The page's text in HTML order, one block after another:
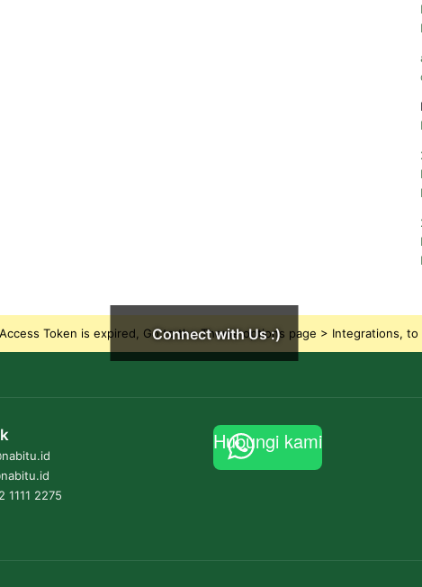
Connect with Us :)
Token is expired, Go to the Theme options page > Integrations,
1111 2275
Hubungi kami